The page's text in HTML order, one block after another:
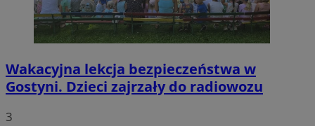
Wakacyjna lekcja bezpieczeństwa w
Gostyni. Dzieci zajrzały do radiowozu
3